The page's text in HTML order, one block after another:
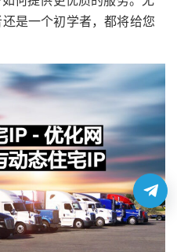
是一个初学者，都将给您